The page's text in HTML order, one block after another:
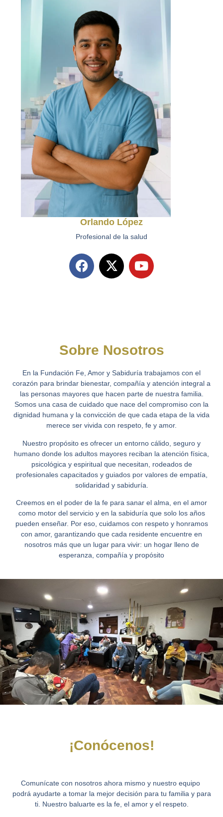
Orlando López
Profesional de la salud
Sobre Nosotros
En la Fundación Fe, Amor y Sabiduría trabajamos con el
corazón para brindar bienestar, compañía y atención integral a
las personas mayores que hacen parte de nuestra familia.
Somos una casa de cuidado que nace del compromiso con la
dignidad humana y la convicción de que cada etapa de la vida
merece ser vivida con respeto, fe y amor.
Nuestro propósito es ofrecer un entorno cálido, seguro y
humano donde los adultos mayores reciban la atención física,
psicológica y espiritual que necesitan, rodeados de
profesionales capacitados y guiados por valores de empatía,
solidaridad y sabiduría.
Creemos en el poder de la fe para sanar el alma, en el amor
como motor del servicio y en la sabiduría que solo los años
pueden enseñar. Por eso, cuidamos con respeto y honramos
con amor, garantizando que cada residente encuentre en
nosotros más que un lugar para vivir: un hogar lleno de
esperanza, compañía y propósito
¡Conócenos!
Comunícate con nosotros ahora mismo y nuestro equipo
podrá ayudarte a tomar la mejor decisión para tu familia y para
ti. Nuestro baluarte es la fe, el amor y el respeto.